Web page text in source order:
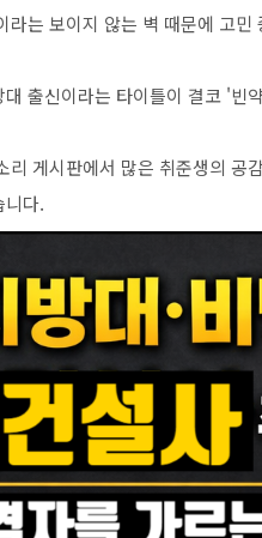
라는 보이지 않는 벽 때문에 고민
출신이라는 타이틀이 결코 '빈
리 게시판에서 많은 취준생의 공
니다.